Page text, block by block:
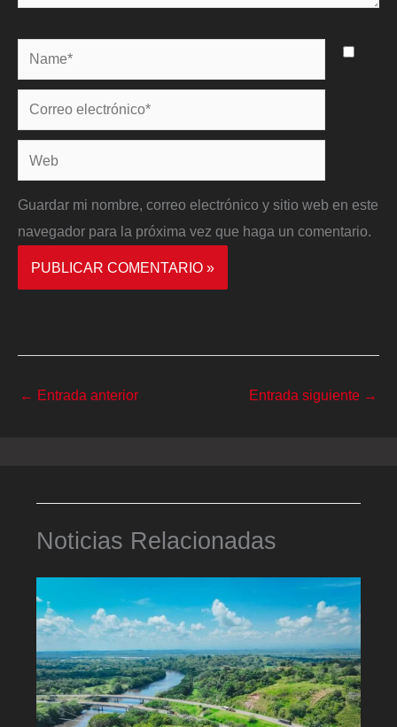
Name*
Correo
electrónico*
Web
Guardar mi nombre, correo electrónico y sitio web en este
navegador para la próxima vez que haga un comentario.
← Entrada anterior Entrada siguiente →
Noticias Relacionadas